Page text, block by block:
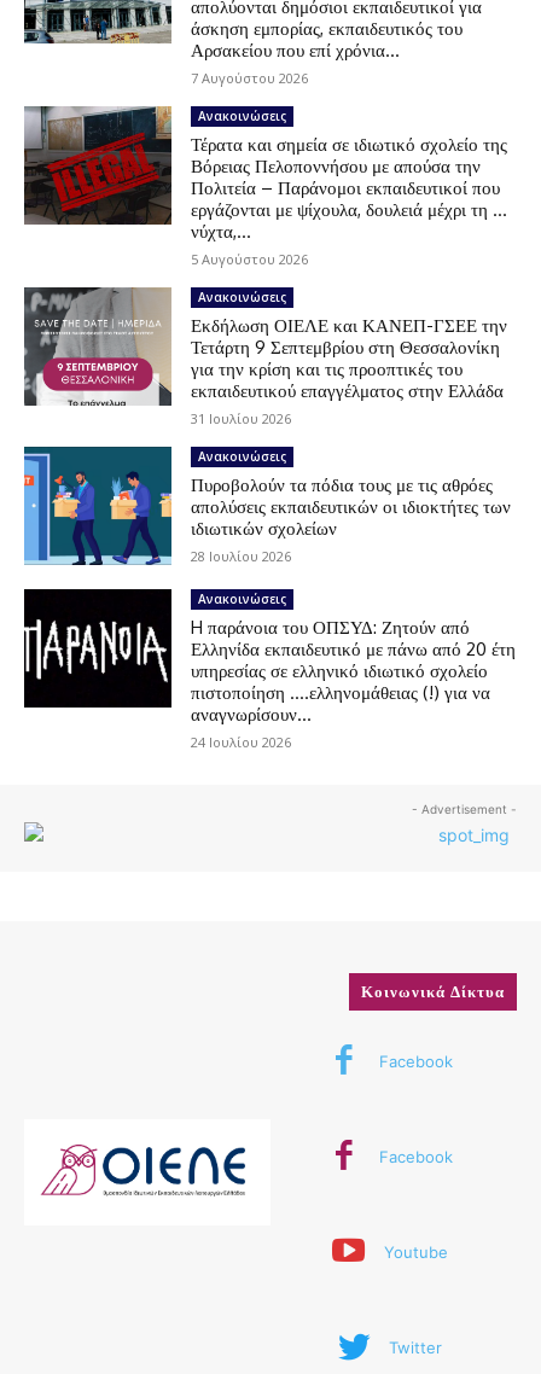
απολύονται δημόσιοι εκπαιδευτικοί για
άσκηση εμπορίας, εκπαιδευτικός του
Αρσακείου που επί χρόνια...
7 Αυγούστου 2026
Ανακοινώσεις
Τέρατα και σημεία σε ιδιωτικό σχολείο της
Βόρειας Πελοποννήσου με απούσα την
Πολιτεία – Παράνομοι εκπαιδευτικοί που
εργάζονται με ψίχουλα, δουλειά μέχρι τη …
νύχτα,...
5 Αυγούστου 2026
Ανακοινώσεις
Εκδήλωση ΟΙΕΛΕ και ΚΑΝΕΠ-ΓΣΕΕ την
Τετάρτη 9 Σεπτεμβρίου στη Θεσσαλονίκη
για την κρίση και τις προοπτικές του
εκπαιδευτικού επαγγέλματος στην Ελλάδα
31 Ιουλίου 2026
Ανακοινώσεις
Πυροβολούν τα πόδια τους με τις αθρόες
απολύσεις εκπαιδευτικών οι ιδιοκτήτες των
ιδιωτικών σχολείων
28 Ιουλίου 2026
Ανακοινώσεις
H παράνοια του ΟΠΣΥΔ: Ζητούν από
Ελληνίδα εκπαιδευτικό με πάνω από 20 έτη
υπηρεσίας σε ελληνικό ιδιωτικό σχολείο
πιστοποίηση ….ελληνομάθειας (!) για να
αναγνωρίσουν...
24 Ιουλίου 2026
- Advertisement -
Κοινωνικά Δίκτυα
Facebook
Facebook
Youtube
Twitter